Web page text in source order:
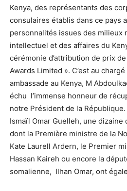
Kenya, des représentants des
consulaires établis dans ce pays
personnalités issues des milieux
intellectuel et des affaires du
cérémonie d’attribution de prix
Awards Limited ». C’est au
ambassade au Kenya, M
échu l’immense honneur de
notre Président de la
Ismaïl Omar Guelleh, une dizaine
dont la Première ministre de la
Kate Laurell Ardern, le Premier
Hassan Kaireh ou encore la
somalienne, Ilhan Omar, ont